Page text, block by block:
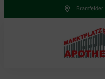
Bramfelder